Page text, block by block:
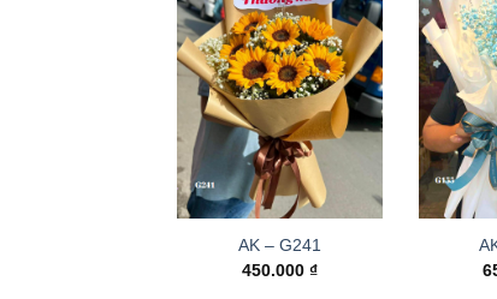
AK – G241
450.000 ₫